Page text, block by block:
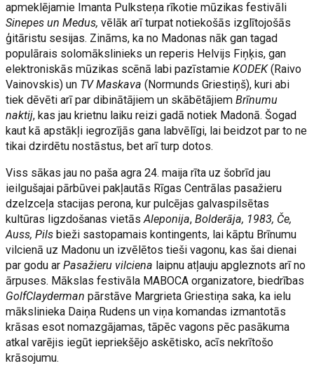
apmeklējamie Imanta Pulksteņa rīkotie mūzikas festivāli
Sinepes un Medus, vēlāk arī turpat notiekošās izglītojošās
ģitāristu sesijas. Zināms, ka no Madonas nāk gan tagad
populārais solomākslinieks un reperis Helvijs Fiņķis, gan
elektroniskās mūzikas scēnā labi pazīstamieKODEK(Raivo
Vainovskis) un TV Maskava (Normunds Griestiņš), kuri abi
tiek dēvēti arī par dibinātājiem un skābētājiemBrīnumu
naktij, kas jau krietnu laiku reizi gadā notiek Madonā. Šogad
kaut kā apstākļi iegrozījās gana labvēlīgi, lai beidzot par to ne
tikai dzirdētu nostāstus, bet arī turp dotos.
Viss sākas jau no paša agra 24. maija rīta uz šobrīd jau
ieilgušajai pārbūvei pakļautās Rīgas Centrālas pasažieru
dzelzceļa stacijas perona, kur pulcējas galvaspilsētas
kultūras ligzdošanas vietāsAleponija,Bolderāja, 1983, Če,
Auss, Pilsbieži sastopamais kontingents, lai kāptu Brīnumu
vilcienā uz Madonu un izvēlētos tieši vagonu, kas šai dienai
par godu arPasažieru vilciena laipnu atļauju apgleznots arī no
ārpuses. Mākslas festivāla MABOCA organizatore, biedrības
GolfClaydermanpārstāve Margrieta Griestiņa saka, ka ielu
mākslinieka Daiņa Rudens un viņa komandas izmantotās
krāsas esot nomazgājamas, tāpēc vagons pēc pasākuma
atkal varējis iegūt iepriekšējo askētisko, acīs nekrītošo
krāsojumu.